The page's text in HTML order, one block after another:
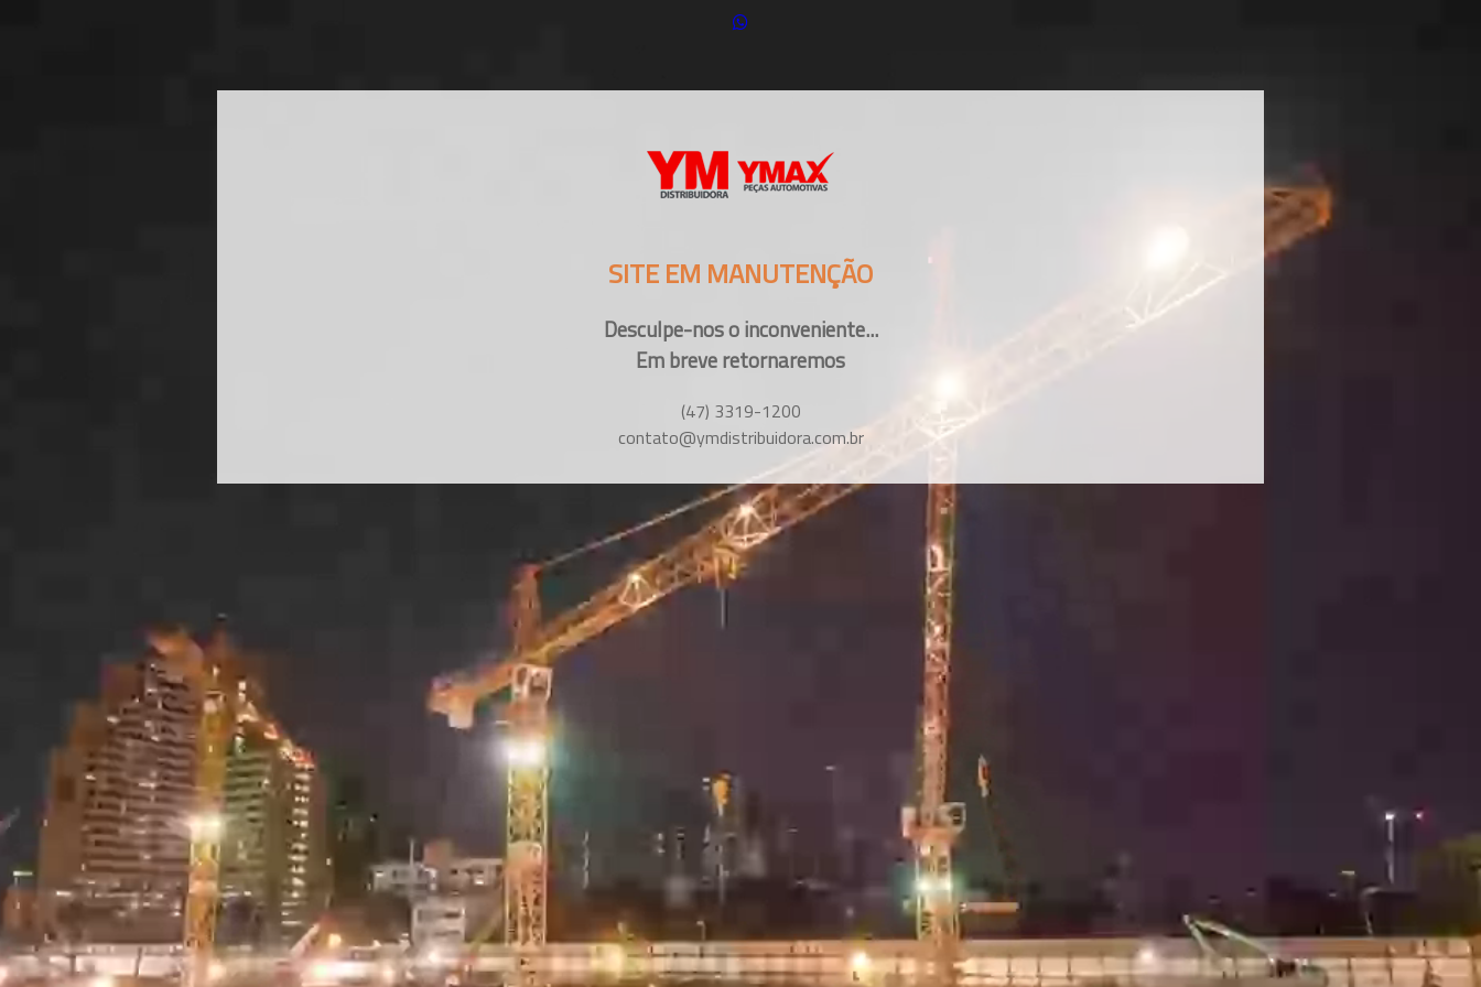
SITE EM MANUTENÇÃO
Desculpe-nos o inconveniente...
Em breve retornaremos
(47) 3319-1200
contato@ymdistribuidora.com.br